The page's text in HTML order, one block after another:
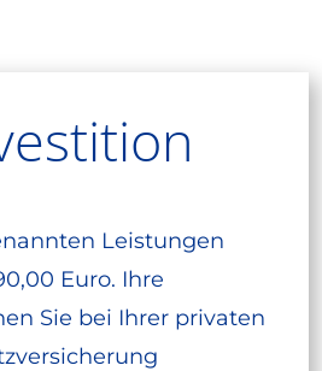
Leistungen
Euro. Ihre
Sie bei Ihrer privaten